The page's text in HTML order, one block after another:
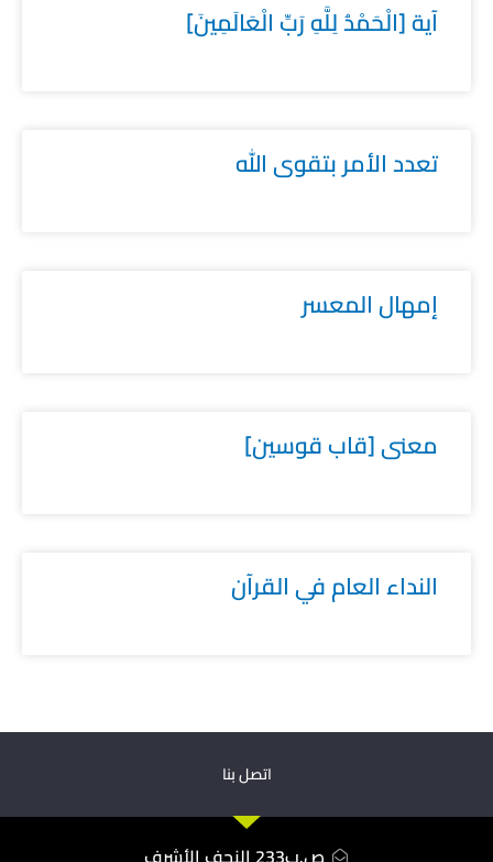
آية [الْحَمْدُ لِلَّهِ رَبِّ الْعَالَمِينَ]
تعدد الأمر بتقوى الله
إمهال المعسر
معنى [قاب قوسين]
النداء العام في القرآن
اتصل بنا